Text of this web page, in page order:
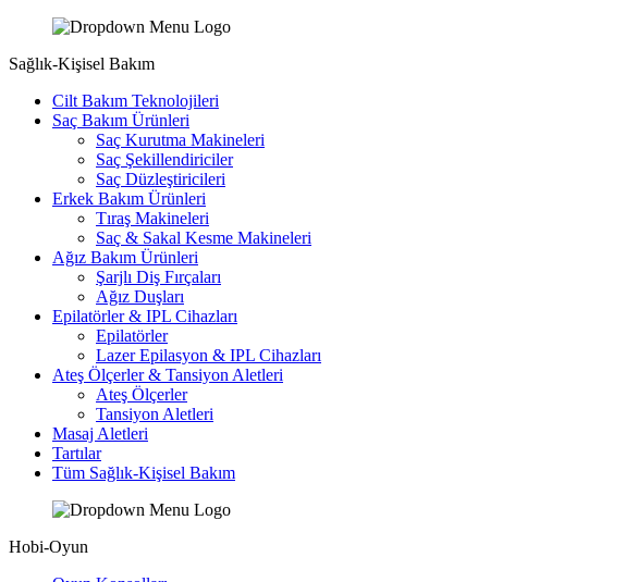
Sağlık-Kişisel Bakım
Cilt Bakım Teknolojileri
Saç Bakım Ürünleri
Saç Kurutma Makineleri
Saç Şekillendiriciler
Saç Düzleştiricileri
Erkek Bakım Ürünleri
Tıraş Makineleri
Saç & Sakal Kesme Makineleri
Ağız Bakım Ürünleri
Şarjlı Diş Fırçaları
Ağız Duşları
Epilatörler & IPL Cihazları
Epilatörler
Lazer Epilasyon & IPL Cihazları
Ateş Ölçerler & Tansiyon Aletleri
Ateş Ölçerler
Tansiyon Aletleri
Masaj Aletleri
Tartılar
Tüm Sağlık-Kişisel Bakım
Hobi-Oyun